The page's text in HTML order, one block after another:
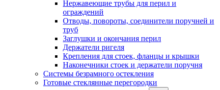
Нержавеющие трубы для перил и
ограждений
Отводы, повороты, соединители поручней и
труб
Заглушки и окончания перил
Держатели ригеля
Крепления для стоек, фланцы и крышки
Наконечники стоек и держатели поручня
Системы безрамного остекления
Готовые стеклянные перегородки